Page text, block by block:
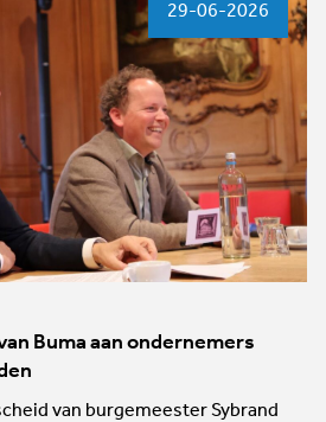
29-06-2026
Buma aan ondernemers
van burgemeester Sybrand